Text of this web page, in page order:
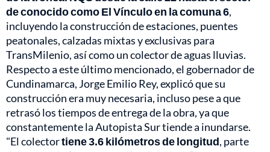
de conocido como El Vínculo en la comuna 6,
incluyendo la construcción de estaciones, puentes
peatonales, calzadas mixtas y exclusivas para
TransMilenio, así como un colector de aguas lluvias.
Respecto a este último mencionado, el gobernador de
Cundinamarca, Jorge Emilio Rey, explicó que su
construcción era muy necesaria, incluso pese a que
retrasó los tiempos de entrega de la obra, ya que
constantemente la Autopista Sur tiende a inundarse.
"El colectortiene 3.6 kilómetros de longitud, parte